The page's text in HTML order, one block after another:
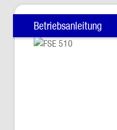
Betriebsanleitung